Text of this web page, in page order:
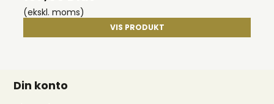
(ekskl. moms)
VIS PRODUKT
Din konto